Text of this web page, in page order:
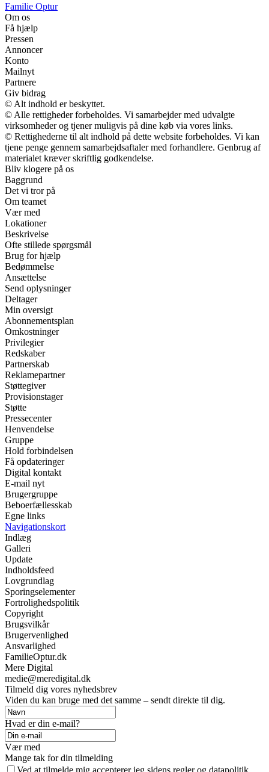
Familie Optur
Om os
Få hjælp
Pressen
Annoncer
Konto
Mailnyt
Partnere
Giv bidrag
© Alt indhold er beskyttet.
© Alle rettigheder forbeholdes. Vi samarbejder med udvalgte
virksomheder og tjener muligvis på dine køb via vores links.
© Rettighederne til alt indhold på dette website forbeholdes. Vi kan
tjene penge gennem samarbejdsaftaler med forhandlere. Genbrug af
materialet kræver skriftlig godkendelse.
Bliv klogere på os
Baggrund
Det vi tror på
Om teamet
Vær med
Lokationer
Beskrivelse
Ofte stillede spørgsmål
Brug for hjælp
Bedømmelse
Ansættelse
Send oplysninger
Deltager
Min oversigt
Abonnementsplan
Omkostninger
Privilegier
Redskaber
Partnerskab
Reklamepartner
Støttegiver
Provisionstager
Støtte
Pressecenter
Henvendelse
Gruppe
Hold forbindelsen
Få opdateringer
Digital kontakt
E-mail nyt
Brugergruppe
Beboerfællesskab
Egne links
Navigationskort
Indlæg
Galleri
Update
Indholdsfeed
Lovgrundlag
Sporingselementer
Fortrolighedspolitik
Copyright
Brugsvilkår
Brugervenlighed
Ansvarlighed
FamilieOptur.dk
Mere Digital
medie@meredigital.dk
Tilmeld dig vores nyhedsbrev
Viden du kan bruge med det samme – sendt direkte til dig.
Hvad er din e-mail?
Vær med
Mange tak for din tilmelding
Ved at tilmelde mig accepterer jeg sidens regler og datapolitik.